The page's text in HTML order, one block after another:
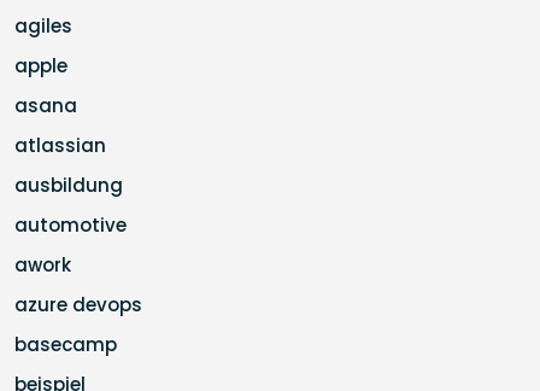
agiles
apple
asana
atlassian
ausbildung
automotive
awork
azure devops
basecamp
beispiel